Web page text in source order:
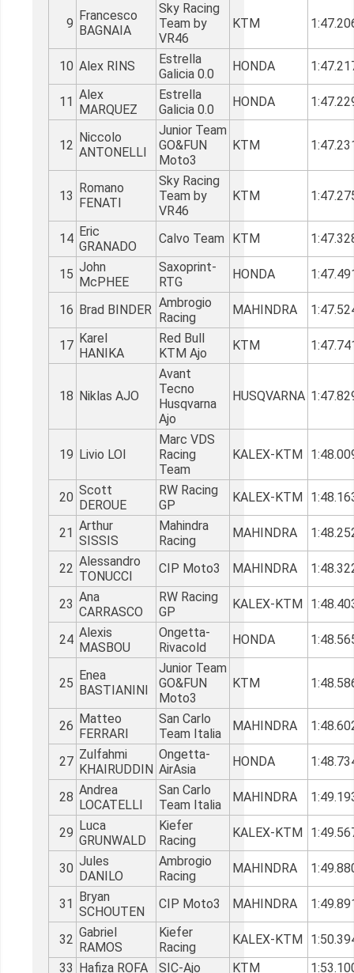
9
Francesco
BAGNAIA
Sky Racing
Team by
VR46
KTM
10 Alex RINS
Estrella
Galicia 0.0
HONDA
11 Alex
MARQUEZ
Estrella
Galicia 0.0
HONDA
12
Niccolo
ANTONELLI
Junior Team
GO&FUN
Moto3
KTM
13
Romano
FENATI
Sky Racing
Team by
VR46
KTM
14 Eric
GRANADO
Calvo Team KTM
15 John
McPHEE
Saxoprint-
RTG
HONDA
16 Brad BINDER Ambrogio
Racing
MAHINDRA
17 Karel
HANIKA
Red Bull
KTM Ajo
KTM
18 Niklas AJO
Avant
Tecno
Husqvarna
Ajo
HUSQVARNA
19 Livio LOI
Marc VDS
Racing
Team
KALEX-KTM
20 Scott
DEROUE
RW Racing
GP
KALEX-KTM
21 Arthur
SISSIS
Mahindra
Racing
MAHINDRA
22 Alessandro
TONUCCI
CIP Moto3 MAHINDRA
23 Ana
CARRASCO
RW Racing
GP
KALEX-KTM
24 Alexis
MASBOU
Ongetta-
Rivacold
HONDA
25
Enea
BASTIANINI
Junior Team
GO&FUN
Moto3
KTM
26 Matteo
FERRARI
San Carlo
Team Italia
MAHINDRA
27 Zulfahmi
KHAIRUDDIN
Ongetta-
AirAsia
HONDA
28 Andrea
LOCATELLI
San Carlo
Team Italia
MAHINDRA
29 Luca
GRUNWALD
Kiefer
Racing
KALEX-KTM
30 Jules
DANILO
Ambrogio
Racing
MAHINDRA
31
Bryan
SCHOUTEN
CIP Moto3 MAHINDRA
32 Gabriel
RAMOS
Kiefer
Racing
KALEX-KTM
33
Hafiza ROFA SIC-Ajo KTM